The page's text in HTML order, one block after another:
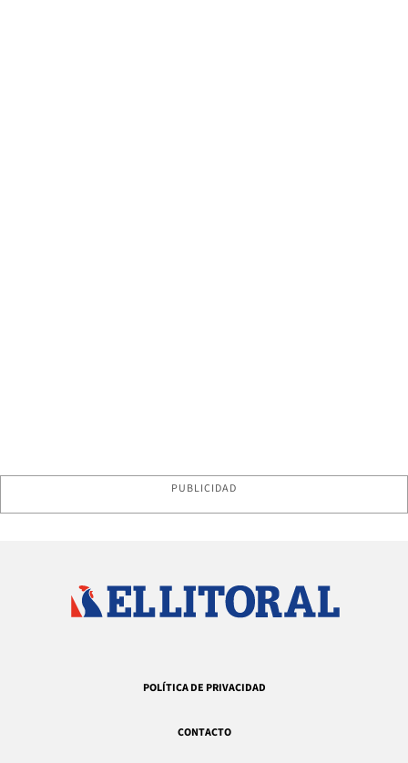
PUBLICIDAD
POLÍTICA DE PRIVACIDAD
CONTACTO